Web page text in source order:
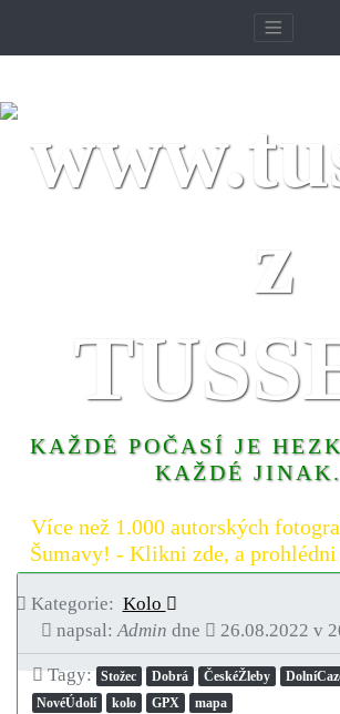
KAŽDÉ POČASÍ JE
KAŽDÉ JINAK.
Více než 1.000 autorských
Šumavy! - Klikni zde, a
Kategorie: Kolo
napsal:Admin dne 26.08.2022 v
Tagy: Stožec Dobrá ČeskéŽleby
NovéÚdolí
kolo GPX mapa